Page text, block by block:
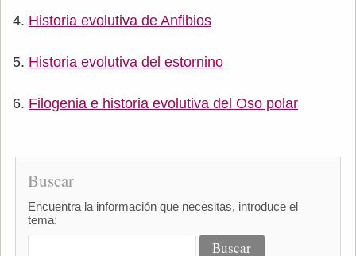
Historia evolutiva de Anfibios
Historia evolutiva del estornino
Filogenia e historia evolutiva del Oso polar
Buscar
Encuentra la información que necesitas, introduce el
tema: